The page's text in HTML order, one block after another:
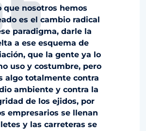
que nosotros hemos
es el cambio radical
paradigma, darle la
a ese esquema de
que la gente ya lo
uso y costumbre, pero
algo totalmente contra
ambiente y contra la
de los ejidos, por
empresarios se llenan
y las carreteras se